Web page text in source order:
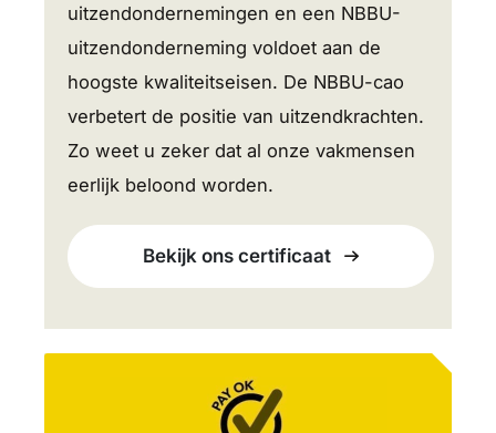
uitzendondernemingen en een NBBU-
uitzendonderneming voldoet aan de
hoogste kwaliteitseisen. De NBBU-cao
verbetert de positie van uitzendkrachten.
Zo weet u zeker dat al onze vakmensen
eerlijk beloond worden.
Bekijk ons certificaat